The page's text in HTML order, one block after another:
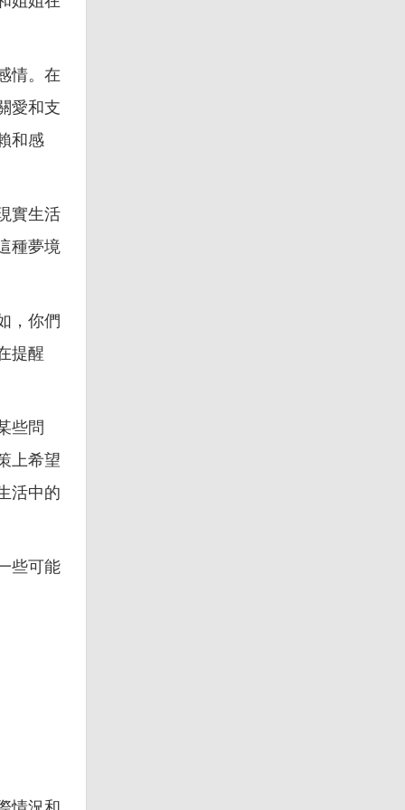
情。在
愛和支
和感
實生活
種夢境
，你們
提醒
些問
上希望
活中的
些可能